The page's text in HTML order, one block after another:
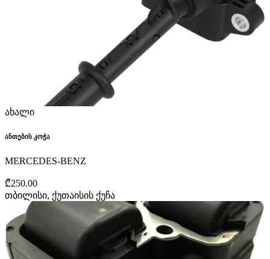
ახალი
ანთების კოჭა
MERCEDES-BENZ
₾250.00
თბილისი, ქუთაისის ქუჩა